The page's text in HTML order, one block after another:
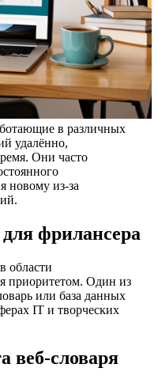
в различных
удалённо,
Они часто
новому из-за
фрилансера
области
приоритетом. Один из
или база данных
IT и творческих
веб-словаря